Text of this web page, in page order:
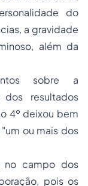
do
a gravidade
além da
sobre a
dos resultados
4º deixou bem
ou mais dos
no campo dos
pois os